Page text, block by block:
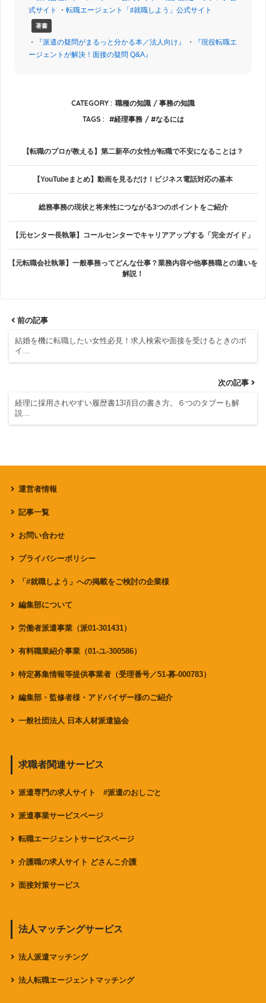
式サイト
・ 転職エージェント「♯就職しよう」公式サイト
著書
・ 『派遣の疑問がまるっと分かる本／法人向け』 ・
『現役転職エ
ージェントが解決！面接の疑問 Q&A』
CATEGORY : 職種の知識
事務の知識
TAGS :
経理事務 なるには
【転職のプロが教える】第二新卒の女性が転職で不安になることは？
【YouTubeまとめ】動画を見るだけ！ビジネス電話対応の基本
総務事務の現状と将来性につながる3つのポイントをご紹介
【元センター長執筆】コールセンターでキャリアアップする「完全ガイド」
【元転職会社執筆】一般事務ってどんな仕事？業務内容や他事務職との違いを
解説！
前の記事
結婚を機に転職したい女性必見！求人検索や面接を受けるときのポ
イ…
次の記事
経理に採用されやすい履歴書13項目の書き方。６つのタブーも解
説…
運営者情報
記事一覧
お問い合わせ
プライバシーポリシー
「#就職しよう」への掲載をご検討の企業様
編集部について
労働者派遣事業（派01-301431）
有料職業紹介事業（01-ユ-300586）
特定募集情報等提供事業者（受理番号／51-募-000783）
編集部・監修者様・アドバイザー様のご紹介
一般社団法人 日本人材派遣協会
求職者関連サービス
派遣専門の求人サイト #派遣のおしごと
派遣事業サービスページ
転職エージェントサービスページ
介護職の求人サイト どさんこ介護
面接対策サービス
法人マッチングサービス
法人派遣マッチング
法人転職エージェントマッチング